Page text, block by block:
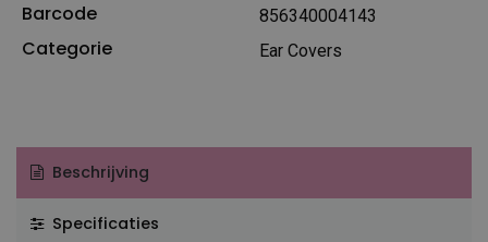
Barcode 856340004143
Categorie Ear Covers
Beschrijving
Specificaties